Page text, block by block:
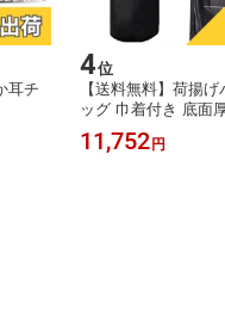
耳チ
4位
【送料無料】荷揚
ッグ 巾着付き 底面
重100KG
ク、サイズ：
11,752 円